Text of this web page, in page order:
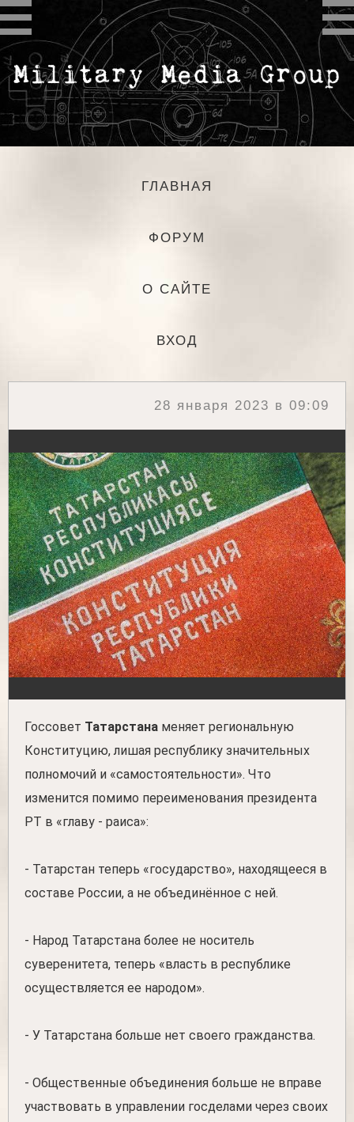
ГЛАВНАЯ
ФОРУМ
О САЙТЕ
ВХОД
28 января 2023 в 09:09
Госсовет Татарстана меняет региональную
Конституцию, лишая республику значительных
полномочий и «самостоятельности». Что
изменится помимо переименования президента
РТ в «главу - раиса»:
- Татарстан теперь «государство», находящееся в
составе России, а не объединённое с ней.
- Народ Татарстана более не носитель
суверенитета, теперь «власть в республике
осуществляется ее народом».
- У Татарстана больше нет своего гражданства.
- Общественные объединения больше не вправе
участвовать в управлении госделами через своих